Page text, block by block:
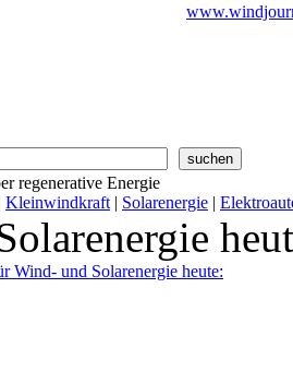
regenerative Energie
Kleinwindkraft | Solarenergie |
Wind- und Solarenergie heute: